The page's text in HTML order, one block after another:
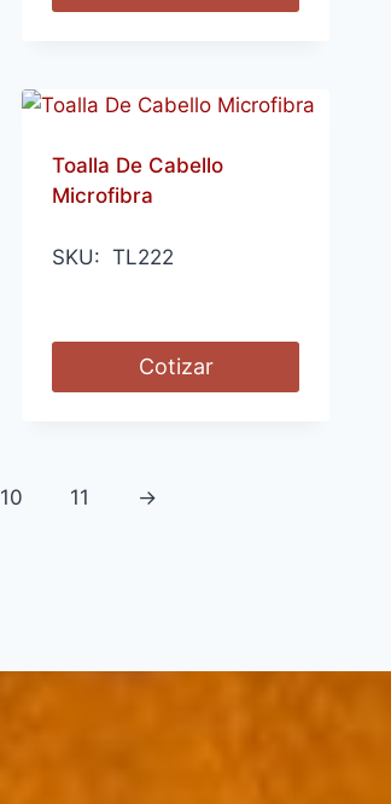
Toalla De Cabello
Microfibra
SKU: TL222
Cotizar
10 11 →